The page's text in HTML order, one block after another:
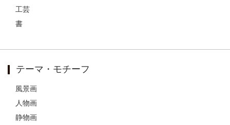
工芸
書
テーマ・モチーフ
風景画
人物画
静物画